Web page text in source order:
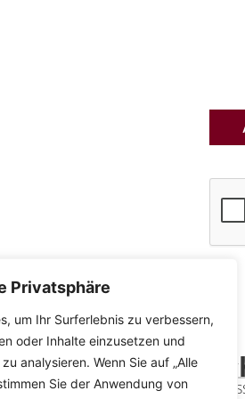
Privatsphäre
um Ihr Surferlebnis zu verbessern,
oder Inhalte einzusetzen und
analysieren. Wenn Sie auf „Alle
Sie der Anwendung von